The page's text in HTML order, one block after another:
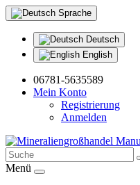
Sprache
Deutsch
English
06781-5635589
Mein Konto
Registrierung
Anmelden
Menü